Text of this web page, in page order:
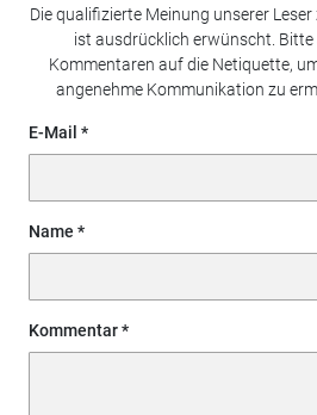
Die qualifizierte Meinung unserer
ist ausdrücklich erwünscht. Bitte
Kommentaren auf die Netiquette,
angenehme Kommunikation zu
E-Mail
Name
Kommentar